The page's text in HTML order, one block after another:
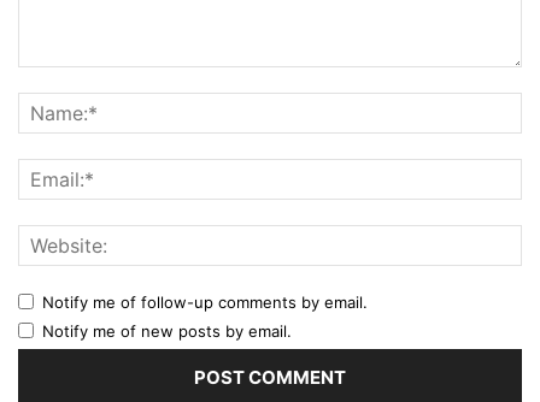
Notify me of follow-up comments by email.
Notify me of new posts by email.